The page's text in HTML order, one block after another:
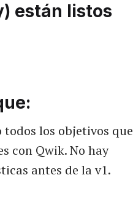
están listos
los objetivos que
con Qwik. No hay
antes de la v1.